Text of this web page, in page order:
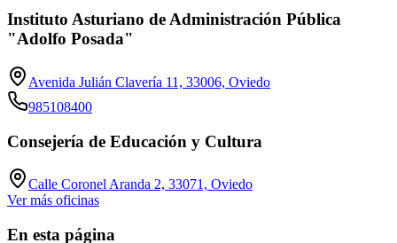
Instituto Asturiano de Administración Pública
"Adolfo Posada"
Avenida Julián Clavería 11, 33006, Oviedo
985108400
Consejería de Educación y Cultura
Calle Coronel Aranda 2, 33071, Oviedo
Ver más oficinas
En esta página